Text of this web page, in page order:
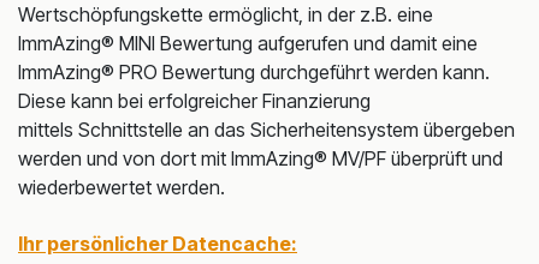
Wertschöpfungskette ermöglicht, in der z.B. eine
ImmAzing® MINI Bewertung aufgerufen und damit eine
ImmAzing® PRO Bewertung durchgeführt werden kann.
Diese kann bei erfolgreicher Finanzierung
mittels Schnittstelle an das Sicherheitensystem übergeben
werden und von dort mit ImmAzing® MV/PF überprüft und
wiederbewertet werden.
Ihr persönlicher Datencache: